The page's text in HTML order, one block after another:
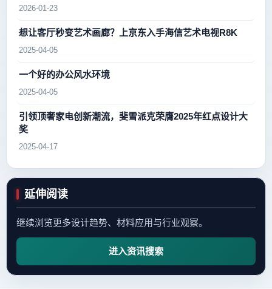
2026-01-23
想让客厅秒变艺术画廊？上京东入手海信艺术电视R8K
2025-04-05
一个好的办公风水环境
2025-04-05
引领顶奢家电创新潮流，斐雪派克荣膺2025年红点设计大
奖
2025-04-17
延伸阅读
继续浏览更多设计趋势、材料应用与行业观察。
进入资讯搜索